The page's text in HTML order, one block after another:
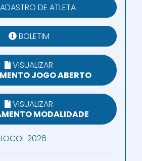
DE ATLETA
BOLETIM
VISUALIZAR
JOGO ABERTO
VISUALIZAR
MODALIDADE
2026